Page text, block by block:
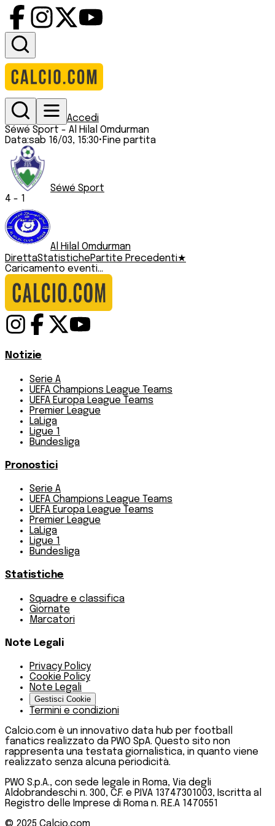
Accedi
Séwé Sport - Al Hilal Omdurman
Data:sab 16/03, 15:30• Fine partita
Séwé Sport
4 - 1
Al Hilal Omdurman
DirettaStatistichePartite Precedenti★
Caricamento eventi...
Notizie
Serie A
UEFA Champions League Teams
UEFA Europa League Teams
Premier League
LaLiga
Ligue 1
Bundesliga
Pronostici
Serie A
UEFA Champions League Teams
UEFA Europa League Teams
Premier League
LaLiga
Ligue 1
Bundesliga
Statistiche
Squadre e classifica
Giornate
Marcatori
Note Legali
Privacy Policy
Cookie Policy
Note Legali
Gestisci Cookie
Termini e condizioni
Calcio.com è un innovativo data hub per football
fanatics realizzato da PWO SpA. Questo sito non
rappresenta una testata giornalistica, in quanto viene
realizzato senza alcuna periodicità.
PWO S.p.A., con sede legale in Roma, Via degli
Aldobrandeschi n. 300, C.F. e P.IVA 13747301003, Iscritta al
Registro delle Imprese di Roma n. R.E.A 1470551